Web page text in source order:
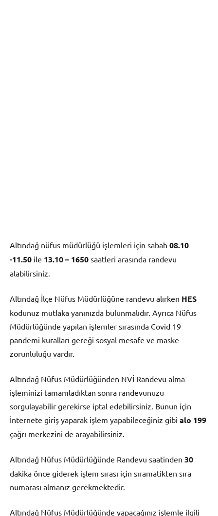
Altındağ nüfus müdürlüğü işlemleri için sabah 08.10
-11.50 ile 13.10 – 1650 saatleri arasında randevu
alabilirsiniz.
Altındağ İlçe Nüfus Müdürlüğüne randevu alırken HES
kodunuz mutlaka yanınızda bulunmalıdır. Ayrıca Nüfus
Müdürlüğünde yapılan işlemler sırasında Covid 19
pandemi kuralları gereği sosyal mesafe ve maske
zorunluluğu vardır.
Altındağ Nüfus Müdürlüğünden NVİ Randevu alma
işleminizi tamamladıktan sonra randevunuzu
sorgulayabilir gerekirse iptal edebilirsiniz. Bunun için
İnternete giriş yaparak işlem yapabileceğiniz gibi alo 199
çağrı merkezini de arayabilirsiniz.
Altındağ Nüfus Müdürlüğünde Randevu saatinden 30
dakika önce giderek işlem sırası için sıramatikten sıra
numarası almanız gerekmektedir.
Altındağ Nüfus Müdürlüğünde yapacağınız işlemle ilgili